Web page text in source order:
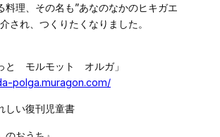
理、その名も”あなのなかのヒキガエ
され、つくりたくなりました。
モルモット オルガ」
polga.muragon.com/
しい復刊児童書